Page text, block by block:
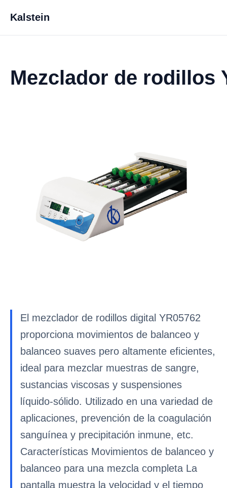
Kalstein
Mezclador de rodillos
El mezclador de rodillos digital YR05762
proporciona movimientos de balanceo y
balanceo suaves pero altamente eficientes,
ideal para mezclar muestras de sangre,
sustancias viscosas y suspensiones
líquido-sólido. Utilizado en una variedad de
aplicaciones, prevención de la coagulación
sanguínea y precipitación inmune, etc.
Características Movimientos de balanceo y
balanceo para una mezcla completa La
pantalla muestra la velocidad y el tiempo